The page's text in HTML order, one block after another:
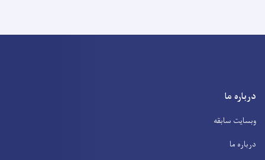
درباره ما
وبسایت سابقه
درباره ما